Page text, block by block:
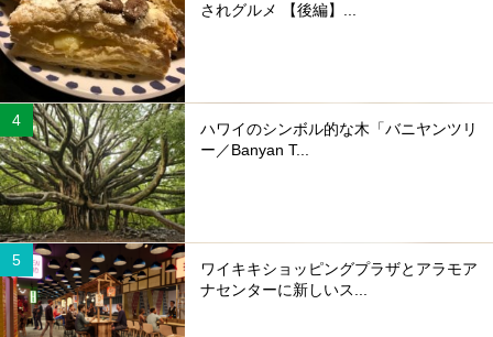
されグルメ 【後編】...
ハワイのシンボル的な木「バニヤンツリ
ー／Banyan T...
ワイキキショッピングプラザとアラモア
ナセンターに新しいス...